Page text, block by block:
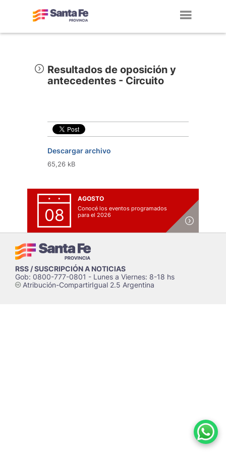
Resultados de oposición y
antecedentes - Circuito
Descargar archivo
65,26 kB
08
AGOSTO
Conocé los eventos programados
para el 2026
RSS / SUSCRIPCIÓN A NOTICIAS
Gob: 0800-777-0801 - Lunes a Viernes: 8-18 hs
cAtribución-CompartirIgual 2.5 Argentina